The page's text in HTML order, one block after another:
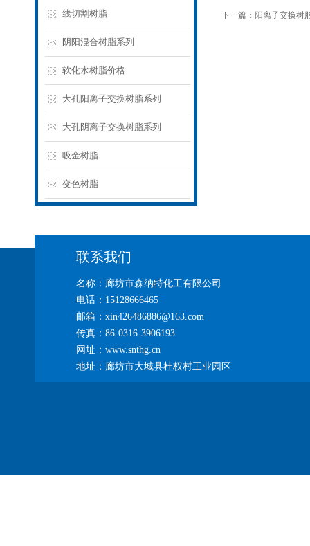
线切割树脂
阴阳混合树脂系列
软化水树脂价格
大孔阳离子交换树脂系列
大孔阴离子交换树脂系列
吸金树脂
变色树脂
下一篇： 阳离子交换树
联系我们
名称：廊坊市森纳特化工有限公司
电话：15128666465
邮箱：xin426486886@163.com
传真：86-0316-3906193
网址：www.snthg.cn
地址：廊坊市大城县杜权村工业园区